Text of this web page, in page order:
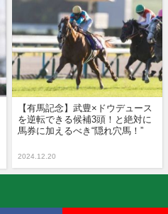
【有馬記念】武豊×ドウデュース
を逆転できる候補3頭！と絶対に
馬券に加えるべき“隠れ穴馬！”
2024.12.20